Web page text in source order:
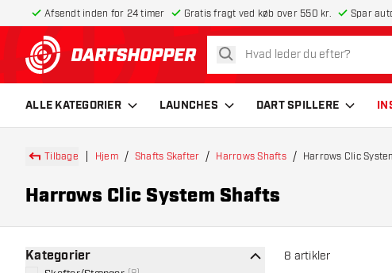
Afsendt inden for 24 timer Gratis fragt ved køb over 550 kr. Spar
tilbage til forsiden
søg
ALLE KATEGORIER LAUNCHES DART SPILLERE
Tilbage Hjem Shafts Skafter Harrows Shafts Harrows Clic
Harrows Clic System Shafts
Kategorier 8 artikler